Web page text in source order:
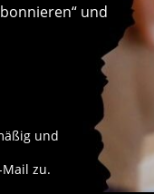
und
und
zu.